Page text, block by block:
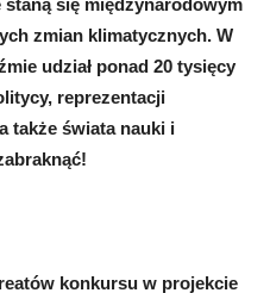
się międzynarodowym
zmian klimatycznych. W
udział ponad 20 tysięcy
reprezentacji
także świata nauki i
konkursu w projekcie